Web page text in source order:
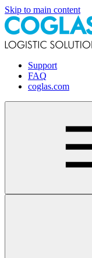
Skip to main content
Support
FAQ
coglas.com